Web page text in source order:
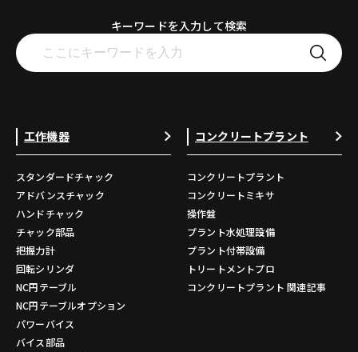
キーワードを入力して検索
工作機器
スタンダードチャック
アドバンスチャック
ハンドチャック
チャック部品
把握力計
回転シリンダ
NC円テーブル
NC円テーブルオプション
パワーバイス
バイス部品
コンクリートプラント
コンクリートプラント
コンクリートミキサ
操作盤
プラント水処理設備
プラント付帯設備
トリートメントプロ
コンクリートプラント 関連記事